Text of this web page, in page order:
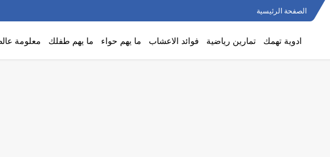
الصفحة الرئيسية
ادوية تهمك تمارين رياضية فوائد الاعشاب ما يهم حواء ما يهم طفلك معلومة